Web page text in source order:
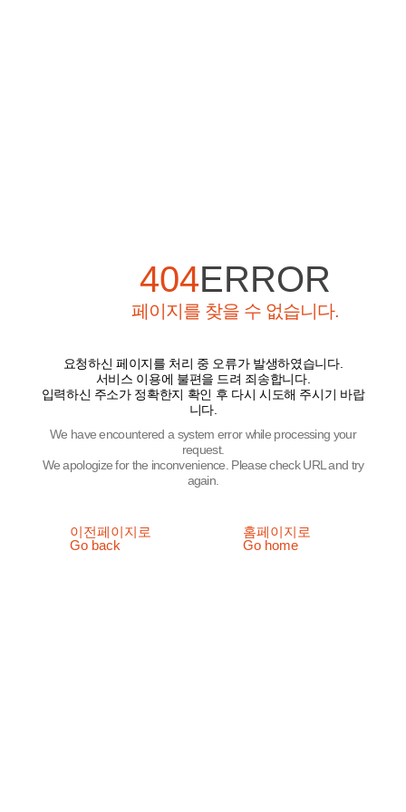
404ERROR
페이지를 찾을 수 없습니다.
요청하신 페이지를 처리 중 오류가 발생하였습니다.
서비스 이용에 불편을 드려 죄송합니다.
입력하신 주소가 정확한지 확인 후 다시 시도해 주시기 바랍
니다.
We have encountered a system error while processing your
request.
We apologize for the inconvenience. Please check URL and try
again.
이전페이지로
Go back
홈페이지로
Go home